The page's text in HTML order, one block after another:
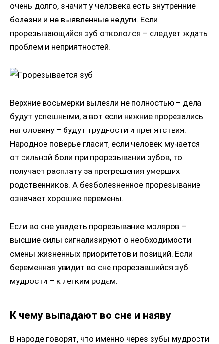
очень долго, значит у человека есть внутренние
болезни и не выявленные недуги. Если
прорезывающийся зуб откололся – следует ждать
проблем и неприятностей.
Верхние восьмерки вылезли не полностью – дела
будут успешными, а вот если нижние прорезались
наполовину – будут трудности и препятствия.
Народное поверье гласит, если человек мучается
от сильной боли при прорезывании зубов, то
получает расплату за прегрешения умерших
родственников. А безболезненное прорезывание
означает хорошие перемены.
Если во сне увидеть прорезывание моляров –
высшие силы сигнализируют о необходимости
смены жизненных приоритетов и позиций. Если
беременная увидит во сне прорезавшийся зуб
мудрости – к легким родам.
К чему выпадают во сне и наяву
В народе говорят, что именно через зубы мудрости